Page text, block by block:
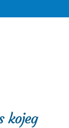
kojeg